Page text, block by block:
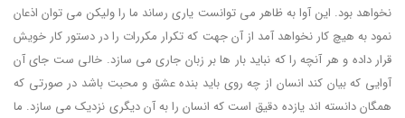
نخواهد بود. این آوا به ظاهر می توانست یاری رساند ما را ولیکن می توان اذعان
نمود به هیچ کار نخواهد آمد از آن جهت که تکرار مکررات را در دستور کار خویش
قرار داده و هر آنچه را که نباید بار ها بر زبان جاری می سازد. خالی ست جای آن
آوایی که بیان کند انسان از چه روی باید بنده عشق و محبت باشد در صورتی که
همگان دانسته اند یازده دقیق است که انسان را به آن دیگری نزدیک می سازد. ما